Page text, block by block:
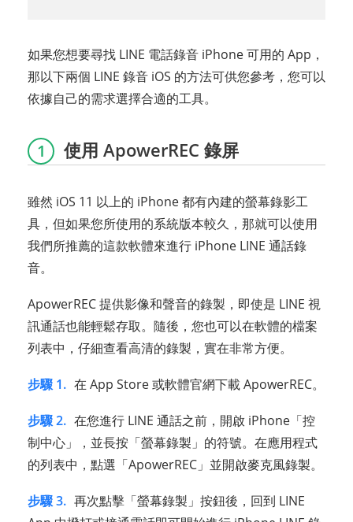
如果您想要尋找 LINE 電話錄音 iPhone 可用的 App，
那以下兩個 LINE 錄音 iOS 的方法可供您參考，您可以
依據自己的需求選擇合適的工具。
1 使用 ApowerREC 錄屏
雖然 iOS 11 以上的 iPhone 都有內建的螢幕錄影工
具，但如果您所使用的系統版本較久，那就可以使用
我們所推薦的這款軟體來進行 iPhone LINE 通話錄
音。
ApowerREC 提供影像和聲音的錄製，即使是 LINE 視
訊通話也能輕鬆存取。隨後，您也可以在軟體的檔案
列表中，仔細查看高清的錄製，實在非常方便。
步驟 1. 在 App Store 或軟體官網下載 ApowerREC。
步驟 2. 在您進行 LINE 通話之前，開啟 iPhone「控
制中心」，並長按「螢幕錄製」的符號。在應用程式
的列表中，點選「ApowerREC」並開啟麥克風錄製。
步驟 3. 再次點擊「螢幕錄製」按鈕後，回到 LINE